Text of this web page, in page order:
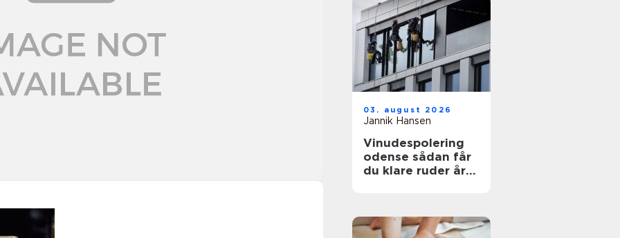
03. august 2026
Jannik Hansen
Vinudespolering
odense sådan får
du klare ruder året